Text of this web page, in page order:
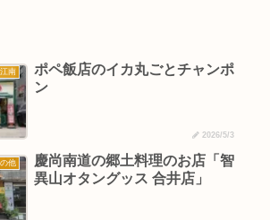
江南
ポペ飯店のイカ丸ごとチャンポ
ン
2026/5/3
他
慶尚南道の郷土料理のお店「智
異山オタングッス 合井店」